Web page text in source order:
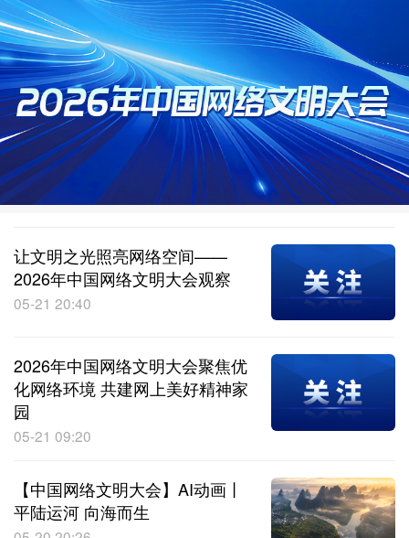
让文明之光照亮网络空间——
2026年中国网络文明大会观察
05-21 20:40
2026年中国网络文明大会聚焦优
化网络环境 共建网上美好精神家
园
05-21 09:20
【中国网络文明大会】AI动画丨
平陆运河 向海而生